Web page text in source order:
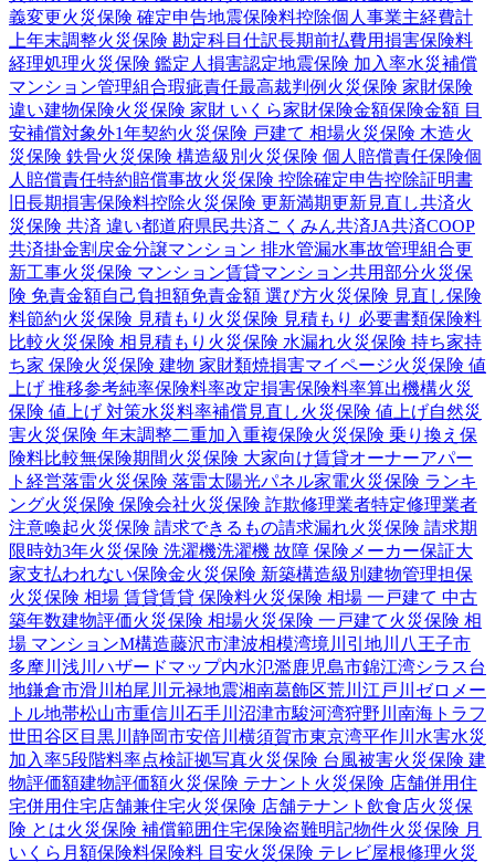
義変更火災保険 確定申告地震保険料控除個人事業主経費計
上年末調整火災保険 勘定科目 仕訳長期前払費用損害保険料
経理処理火災保険 鑑定人 損害認定地震保険 加入率水災補償
マンション管理組合瑕疵責任最高裁判例 火災保険 家財保険
違い建物保険火災保険 家財 いくら家財保険金額保険金額 目
安補償対象外1年契約火災保険 戸建て 相場火災保険 木造火
災保険 鉄骨火災保険 構造級別 火災保険 個人賠償責任保険個
人賠償責任特約賠償事故火災保険 控除確定申告控除証明書
旧長期損害保険料控除火災保険 更新満期更新見直し共済火
災保険 共済 違い都道府県民共済こくみん共済JA共済COOP
共済掛金割戻金分譲マンション 排水管漏水事故管理組合更
新工事火災保険 マンション賃貸マンション共用部分火災保
険 免責金額自己負担額免責金額 選び方火災保険 見直し保険
料節約火災保険 見積もり 火災保険 見積もり 必要書類保険料
比較火災保険 相見積もり 火災保険 水漏れ火災保険 持ち家持
ち家 保険火災保険 建物 家財類焼損害マイページ火災保険 値
上げ 推移参考純率保険料率改定損害保険料率算出機構火災
保険 値上げ 対策水災料率補償見直し火災保険 値上げ自然災
害火災保険 年末調整二重加入重複保険火災保険 乗り換え 保
険料比較無保険期間火災保険 大家向け賃貸オーナーアパー
ト経営落雷火災保険 落雷太陽光パネル家電火災保険 ランキ
ング火災保険 保険会社火災保険 詐欺修理業者特定修理業者
注意喚起火災保険 請求できるもの請求漏れ火災保険 請求期
限時効3年火災保険 洗濯機洗濯機 故障 保険 メーカー保証大
家支払われない保険金火災保険 新築構造級別 建物管理担保
火災保険 相場 賃貸賃貸 保険料火災保険 相場 一戸建て 中古
築年数建物評価火災保険 相場火災保険 一戸建て火災保険 相
場 マンションM構造藤沢市津波相模湾境川 引地川
八王子市
多摩川 浅川 ハザードマップ内水氾濫鹿児島市錦江湾シラス台
地鎌倉市滑川 柏尾川 元禄地震湘南葛飾区荒川 江戸川 ゼロメー
トル地帯松山市重信川 石手川 沼津市駿河湾狩野川 南海トラフ
世田谷区 目黒川 静岡市安倍川 横須賀市東京湾平作川 水害水災
加入率5段階料率点検証拠写真火災保険 台風被害火災保険 建
物評価額建物評価額火災保険 テナント 火災保険 店舗併用住
宅併用住宅店舗兼住宅火災保険 店舗テナント 飲食店火災保
険 とは火災保険 補償範囲住宅保険盗難明記物件火災保険 月
いくら 月額保険料保険料 目安火災保険 テレビ屋根修理火災